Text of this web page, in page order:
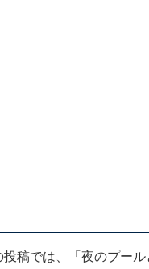
稿では、「夜のプー